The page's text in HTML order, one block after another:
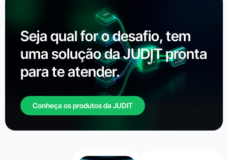
Seja qual for o desafio, tem
uma solução da JUDIT pronta
para te atender.
Conheça os produtos da JUDIT